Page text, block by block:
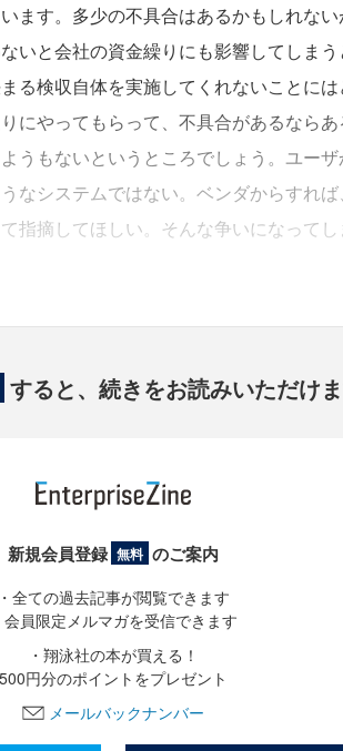
ます。多少の不具合はあるかもしれな
いと会社の資金繰りにも影響してしま
る検収自体を実施してくれないことに
にやってもらって、不具合があるなら
うもないというところでしょう。ユー
なシステムではない。ベンダからすれ
指摘してほしい。そんな争いになって
すると、続きをお読みいただけ
新規会員登録 無料 のご案内
・全ての過去記事が閲覧できます
会員限定メルマガを受信できます
・翔泳社の本が買える！
500円分のポイントをプレゼント
メールバックナンバー